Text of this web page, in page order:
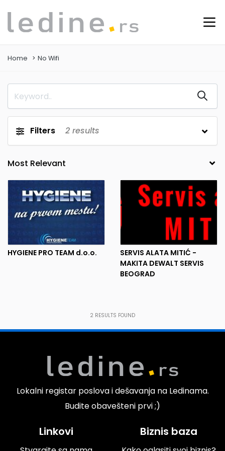
Home No Wifi
Filters 2 results
HYGIENE PRO TEAM d.o.o.
SERVIS ALATA MITIĆ -
MAKITA DEWALT SERVIS
BEOGRAD
2 RESULTS FOUND
Lokalni registar poslova i dešavanja na Ledinama.
Budite obavešteni prvi ;)
Linkovi Biznis baza